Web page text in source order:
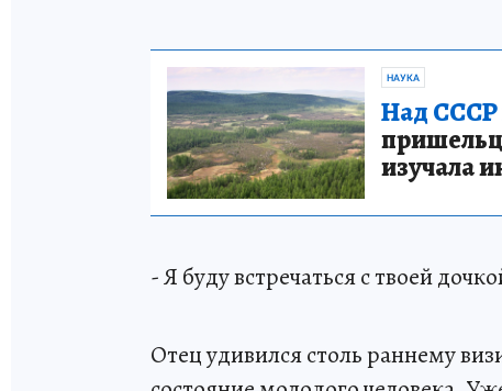
НАУКА
Над СССР
изучала
- Я буду встречаться с твоей
Отец удивился столь раннему